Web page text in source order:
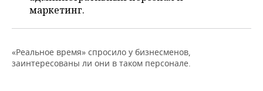
НЕФТЬ
ЭНЕРГЕТИКА
РОЗНИЧНАЯ ТОРГОВЛЯ
УСЛУГИ
НОВОСТИ ТЕХНОЛОГИЙ
МЕДИА
МЕРОПРИЯТИЯ
ВЫЕЗДНАЯ РЕДАКЦИЯ
НОВОСТИ СПОРТА
ОБЩЕСТВО
маркетинг.
«Реальное время» спросило у бизнесменов,
заинтересованы ли они в таком персонале.